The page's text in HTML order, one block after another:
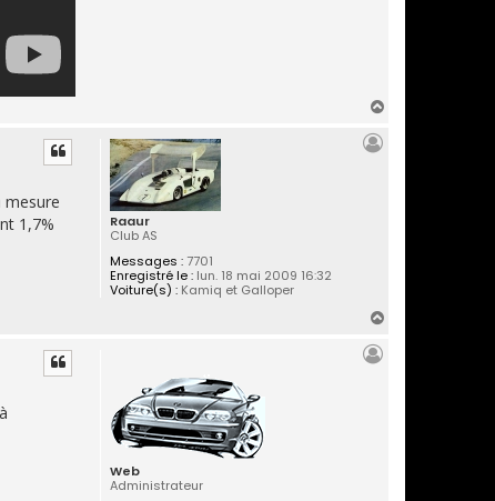
Raaur
Club AS
Messages :7701
Enregistré le :lun. 18 mai 2009 16:32
Voiture(s) :Kamiq et Galloper
mesure
1,7%
Web
Administrateur